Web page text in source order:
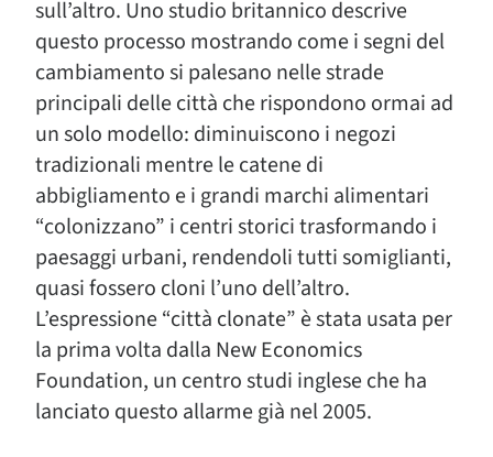
sull’altro. Uno studio britannico descrive
questo processo mostrando come i segni del
cambiamento si palesano nelle strade
principali delle città che rispondono ormai ad
un solo modello: diminuiscono i negozi
tradizionali mentre le catene di
abbigliamento e i grandi marchi alimentari
“colonizzano” i centri storici trasformando i
paesaggi urbani, rendendoli tutti somiglianti,
quasi fossero cloni l’uno dell’altro.
L’espressione “città clonate” è stata usata per
la prima volta dalla New Economics
Foundation, un centro studi inglese che ha
lanciato questo allarme già nel 2005.